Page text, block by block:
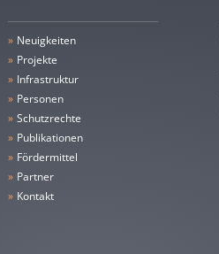
» Neuigkeiten
» Projekte
» Infrastruktur
» Personen
» Schutzrechte
» Publikationen
» Fördermittel
» Partner
» Kontakt